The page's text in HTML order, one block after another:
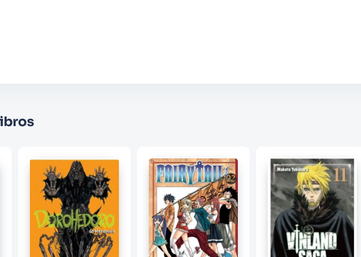
Correo electrónico
Escribir comentario